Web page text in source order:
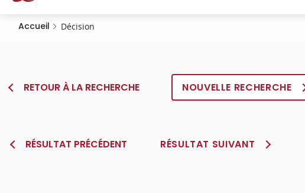
Accueil Décision
RETOUR À LA RECHERCHE NOUVELLE RECHERCHE
RÉSULTAT PRÉCÉDENT RÉSULTAT SUIVANT